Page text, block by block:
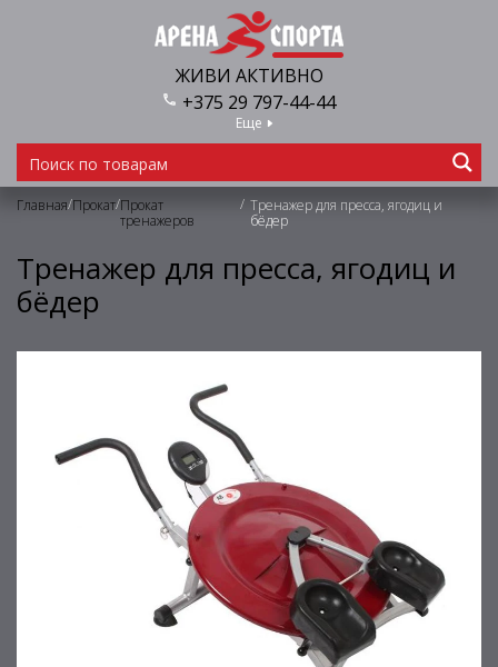
ЖИВИ АКТИВНО
+375 29 797-44-44
Еще
Главная/Прокат/Прокат
тренажеров
/ Тренажер для пресса, ягодиц и
бёдер
Тренажер для пресса, ягодиц и
бёдер